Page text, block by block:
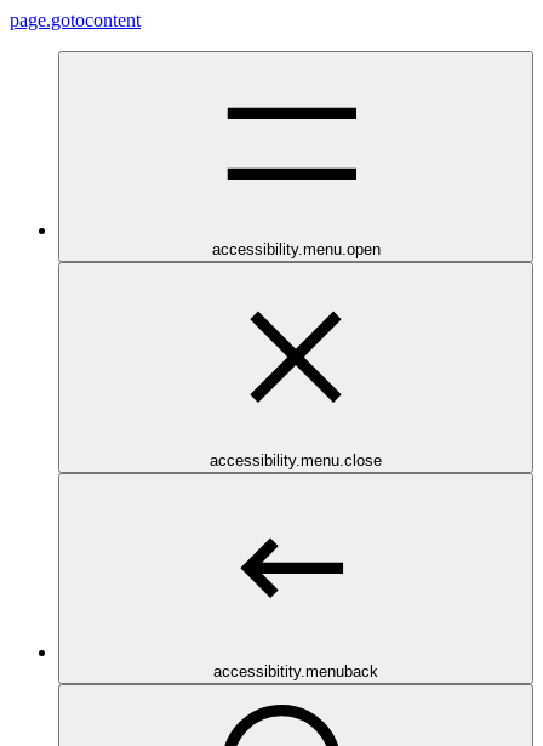
page.gotocontent
accessibility.menu.open
accessibility.menu.close
accessibitity.menuback